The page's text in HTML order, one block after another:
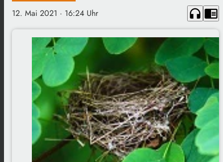
12. Mai 2021 · 16:24 Uhr headphones chrome_reader_mode